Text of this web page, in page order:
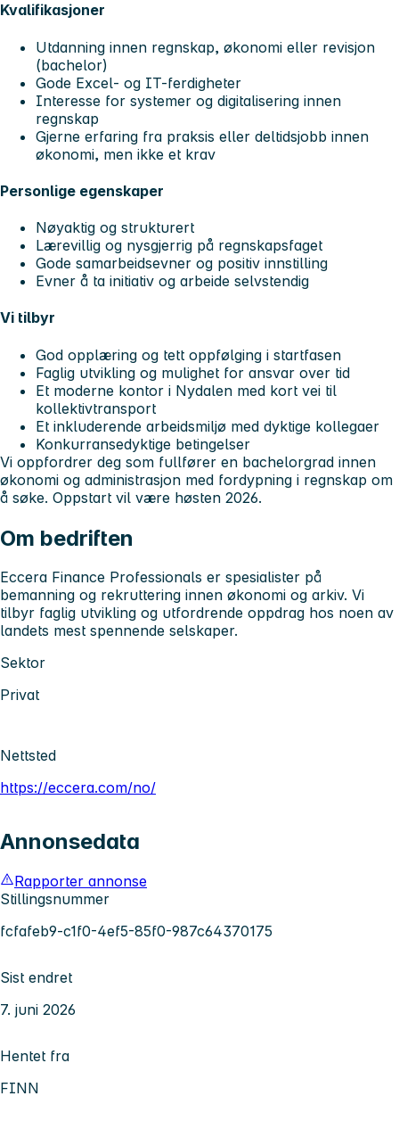
Kvalifikasjoner
Utdanning innen regnskap, økonomi eller revisjon
(bachelor)
Gode Excel- og IT-ferdigheter
Interesse for systemer og digitalisering innen
regnskap
Gjerne erfaring fra praksis eller deltidsjobb innen
økonomi, men ikke et krav
Personlige egenskaper
Nøyaktig og strukturert
Lærevillig og nysgjerrig på regnskapsfaget
Gode samarbeidsevner og positiv innstilling
Evner å ta initiativ og arbeide selvstendig
Vi tilbyr
God opplæring og tett oppfølging i startfasen
Faglig utvikling og mulighet for ansvar over tid
Et moderne kontor i Nydalen med kort vei til
kollektivtransport
Et inkluderende arbeidsmiljø med dyktige kollegaer
Konkurransedyktige betingelser
Vi oppfordrer deg som fullfører en bachelorgrad innen
økonomi og administrasjon med fordypning i regnskap om
å søke. Oppstart vil være høsten 2026.
Om bedriften
Eccera Finance Professionals er spesialister på
bemanning og rekruttering innen økonomi og arkiv. Vi
tilbyr faglig utvikling og utfordrende oppdrag hos noen av
landets mest spennende selskaper.
Sektor
Privat
Nettsted
https://eccera.com/no/
Annonsedata
Rapporter annonse
Stillingsnummer
fcfafeb9-c1f0-4ef5-85f0-987c64370175
Sist endret
7. juni 2026
Hentet fra
FINN